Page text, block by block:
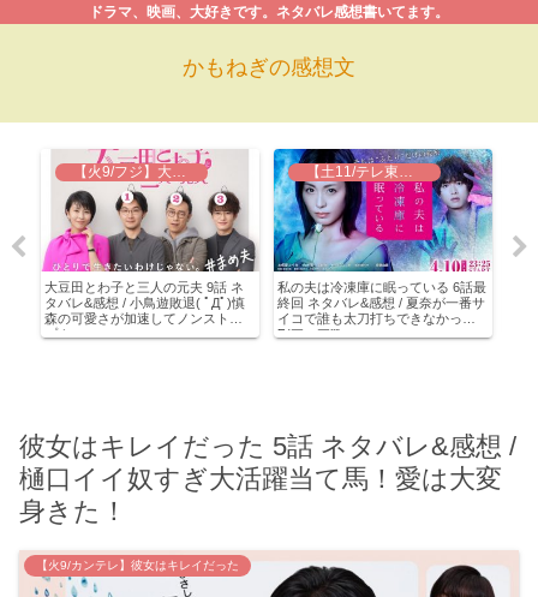
かもねぎの感想文
ドラマ、映画、大好きです。ネタバレ感想書いてます。
【火9/フジ】大豆田とわ子と三人の元夫
大豆田とわ子と三人の元夫 9話 ネ
タバレ&感想 / 小鳥遊敗退( ﾟДﾟ)慎
森の可愛さが加速してノンストッ
プ！
【土11/テレ東】私の夫は冷凍庫に眠っている
私の夫は冷凍庫に眠っている 6話最
終回 ネタバレ&感想 / 夏奈が一番サ
イコで誰も太刀打ちできなかった
Σ(￣ロ￣lll)
彼女はキレイだった 5話 ネタバレ&感想 /
樋口イイ奴すぎ大活躍当て馬！愛は大変
身きた！
【火9/カンテレ】彼女はキレイだった